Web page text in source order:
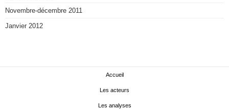
Novembre-décembre 2011
Janvier 2012
Accueil
Les acteurs
Les analyses